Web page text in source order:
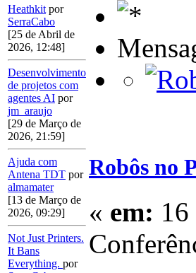
Heathkit por
SerraCabo
[25 de Abril de
2026, 12:48]
Desenvolvimento
de projetos com
agentes AI por
jm_araujo
[29 de Março de
2026, 21:59]
Ajuda com
Antena TDT por
almamater
[13 de Março de
2026, 09:29]
Not Just Printers.
It Bans
Everything. por
Robôs no
« em: